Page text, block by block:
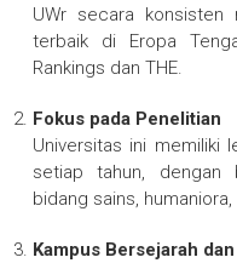
UWr secara konsisten
terbaik di Eropa
Rankings dan THE.
Fokus pada Penelitian
Universitas ini memiliki
setiap tahun, dengan
bidang sains,
Kampus Bersejarah